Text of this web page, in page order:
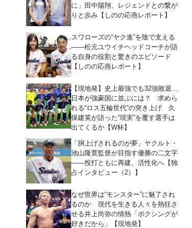
に」田中陽翔、レジェンドとの繋が
りと歩み【しのの応燕レポート】
スワローズの“ヤク進”を陰で支える
――松元ユウイチヘッドコーチが語
る自身の役割と驚きのエピソード
【しのの応燕レポート】
【現地発】史上最強でも32強敗退…
日本が強豪国に並ぶには？ 求めら
れる“ロス五輪世代”の突き上げ 久
保建英が語った“現実”を覆す選手は
出てくるか【W杯】
「胴上げされるのが夢」ヤクルト・
池山隆寛監督が目指す優勝の二文字
――投打ともに再建、活性化へ【独
占インタビュー（2）】
なぜ世界は“モンスター”に魅了され
るのか 現代を生きる人々を熱狂さ
せる井上尚弥の情熱「ボクシングが
好きだから」【現地発】